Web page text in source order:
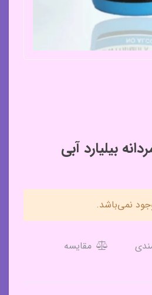
بیلیارد آبی
نمی‌باشد.
مقایسه